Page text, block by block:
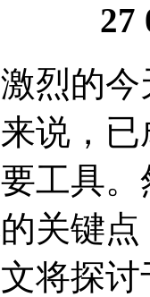
27
烈的
说，
工具
关键
将探